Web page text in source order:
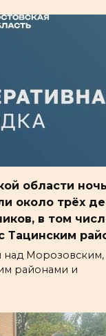
области
около трёх
в том
Тацинским
Морозовским,
районами и